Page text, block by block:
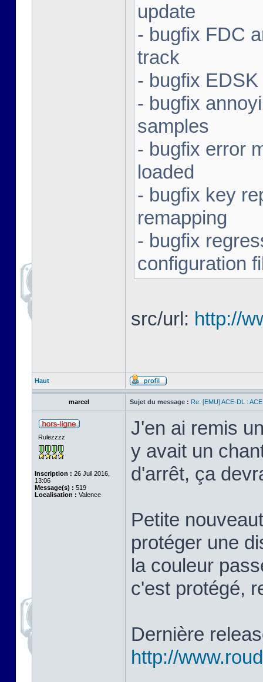
update
- bugfix FDC
track
- bugfix
- bugfix
samples
- bugfix error
loaded
- bugfix key
remapping
- bugfix
configuration
src/url: http://
Haut
marcel Sujet du message : Re: [EMU] ACE-DL :
Rulezzzz
Inscription : 26 Juil 2016,
13:06
Message(s) : 519
Localisation : Valence
J'en ai remis
y avait un
d'arrêt, ça
Petite
protéger une
la couleur
c'est protégé,
Dernière
http://